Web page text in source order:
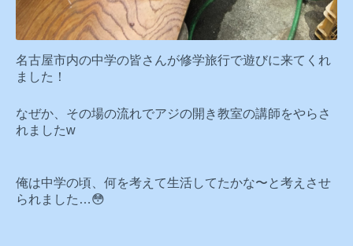
名古屋市内の中学の皆さんが修学旅行で遊びに来てくれ
ました！
なぜか、その場の流れでアジの開き教室の講師をやらさ
れましたw
俺は中学の頃、何を考えて生活してたかな〜と考えさせ
られました…😳